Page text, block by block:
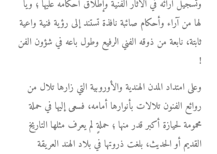
وتسجيل آرائه في الآثار الفنية وإطلاق أحكامه عليها ؛ ويا
لها من آراء وأحكام صائبة نافذة تستند إلى رؤية فنية واعية
ثابتة، نابعة من ذوقه الفني الرفيع وطول باعه في شؤون الفن
!
وعلى امتداد المدن الهندية والأوروبية التي زارها تلال من
روائع الفنون تلالات بأنوارها أمامه، فسعى إليها في حملة
محمومة لحيازة أكبر قدر منها ؛ حملةٍ لم يعرف مثلها التاريخ
القديم أو الحديث، بلغت ذروتها في بلاد الهند العريقة